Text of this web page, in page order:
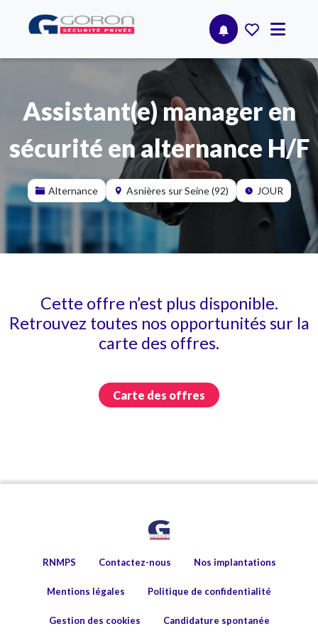
Assistant(e) manager en
sécurité en alternance H/F
Alternance Asnières sur Seine (92) JOUR
Cette offre n’est plus disponible.
Retrouvez toutes nos opportunités sur la
carte des offres.
Carte des offres
RNMPS Contactez-nous Nos implantations
Mentions légales Politique de confidentialité
Gestion des cookies Candidature spontanée